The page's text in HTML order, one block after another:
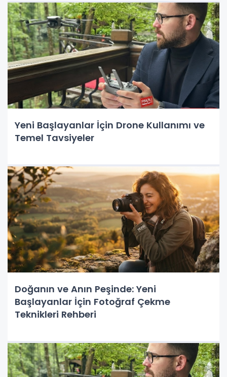
Yeni Başlayanlar İçin Drone Kullanımı ve
Temel Tavsiyeler
Doğanın ve Anın Peşinde: Yeni
Başlayanlar İçin Fotoğraf Çekme
Teknikleri Rehberi